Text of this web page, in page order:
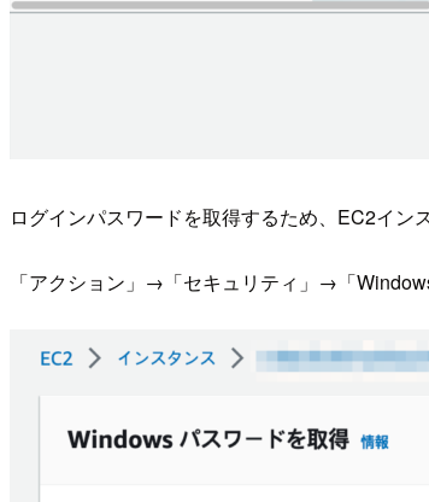
ログインパスワードを取得するため、EC2イン
「アクション」→「セキュリティ」→「